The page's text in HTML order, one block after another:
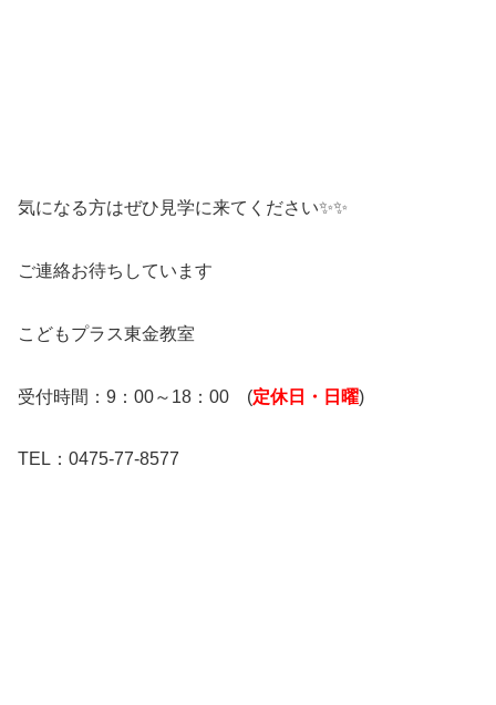
気になる方はぜひ見学に来てください✨✨
ご連絡お待ちしています
こどもプラス東金教室
受付時間：9：00～18：00 (定休日・日曜)
TEL：0475-77-8577